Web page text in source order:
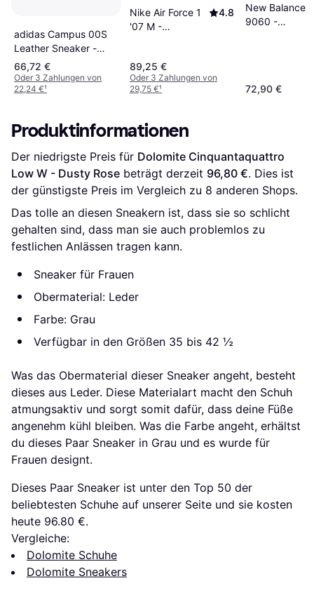
adidas Campus 00S
Leather Sneaker -
Wonder Weiß/Gum
66,72 €
Oder 3 Zahlungen von
22,24 €¹
Nike Air Force 1
'07 M -
4.8
89,25 €
Oder 3 Zahlungen von
29,75 €¹
New Balance
9060 -
72,90 €
Produktinformationen
Der niedrigste Preis für Dolomite Cinquantaquattro
Low W - Dusty Rose beträgt derzeit 96,80 €. Dies ist
der günstigste Preis im Vergleich zu 8 anderen Shops.
Das tolle an diesen Sneakern ist, dass sie so schlicht
gehalten sind, dass man sie auch problemlos zu
festlichen Anlässen tragen kann.
Sneaker für Frauen
Obermaterial: Leder
Farbe: Grau
Verfügbar in den Größen 35 bis 42 ½
Was das Obermaterial dieser Sneaker angeht, besteht
dieses aus Leder. Diese Materialart macht den Schuh
atmungsaktiv und sorgt somit dafür, dass deine Füße
angenehm kühl bleiben. Was die Farbe angeht, erhältst
du dieses Paar Sneaker in Grau und es wurde für
Frauen designt.
Dieses Paar Sneaker ist unter den Top 50 der
beliebtesten Schuhe auf unserer Seite und sie kosten
heute 96.80 €.
Vergleiche:
Dolomite Schuhe
Dolomite Sneakers